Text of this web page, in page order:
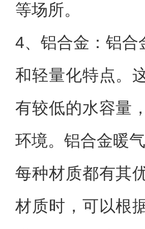
等场所。
4、铝合金：铝合
和轻量化特点。
有较低的水容量
环境。铝合金暖
每种材质都有其
材质时，可以根